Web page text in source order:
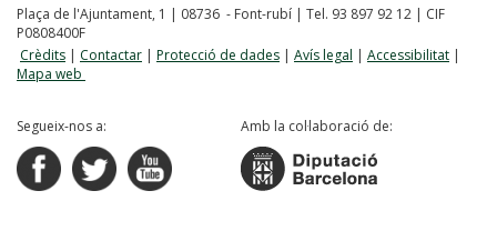
Plaça de l'Ajuntament, 1 | 08736 - Font-rubí | Tel. 93 897 92 12 | CIF
P0808400F
Crèdits | Contactar | Protecció de dades | Avís legal | Accessibilitat |
Mapa web
Segueix-nos a: Amb la col·laboració de: